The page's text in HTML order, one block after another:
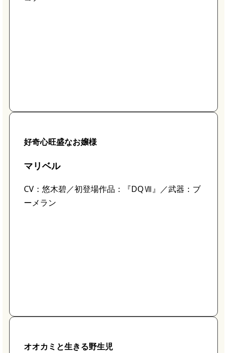
好奇心旺盛なお嬢様
マリベル
CV：悠木碧／初登場作品：『DQⅦ』／武器：ブ
ーメラン
オオカミと生きる野生児